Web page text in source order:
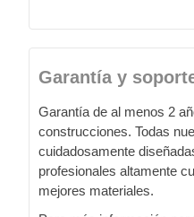
Garantía y
Garantía de al menos 2
construcciones. Todas
cuidadosamente
profesionales altamente
mejores materiales.